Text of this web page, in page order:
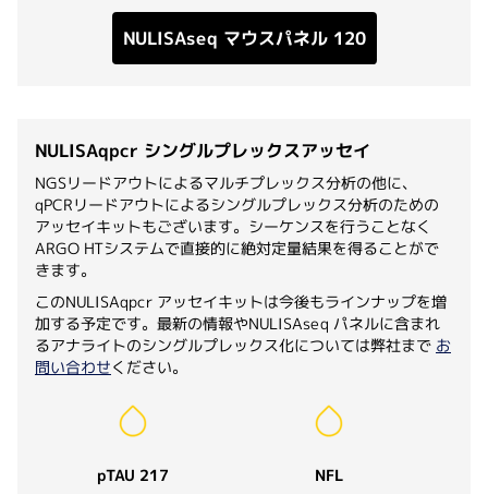
NULISAseq マウスパネル 120
NULISAqpcr シングルプレックスアッセイ
NGSリードアウトによるマルチプレックス分析の他に、
qPCRリードアウトによるシングルプレックス分析のための
アッセイキットもございます。シーケンスを行うことなく
ARGO HTシステムで直接的に絶対定量結果を得ることがで
きます。
このNULISAqpcr アッセイキットは今後もラインナップを増
加する予定です。最新の情報やNULISAseq パネルに含まれ
るアナライトのシングルプレックス化については弊社まで お
問い合わせください。
pTAU 217 NFL